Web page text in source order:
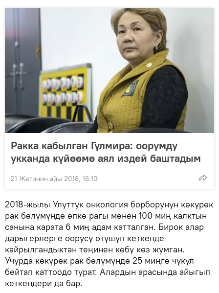
Ракка кабылган Гүлмира: оорумду
укканда күйөөмө аял издей баштадым
21 Жетинин айы 2018, 16:10
2018-жылы Улуттук онкология борборунун көкүрөк
рак бөлүмүндө өпкө рагы менен 100 миң калктын
санына карата 6 миң адам катталган. Бирок алар
дарыгерлерге оорусу өтүшүп кеткенде
кайрылгандыктан теңинен көбү көз жумган.
Учурда көкүрөк рак бөлүмүндө 25 миңге чукул
бейтап каттоодо турат. Алардын арасында айыгып
кеткендери да бар.